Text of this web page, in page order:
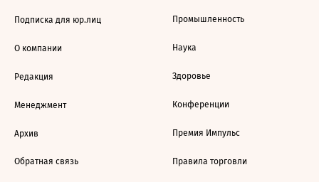
Подписка для юр.лиц
О компании
Редакция
Менеджмент
Архив
Обратная связь
Промышленность
Наука
Здоровье
Конференции
Премия Импульс
Правила торговли